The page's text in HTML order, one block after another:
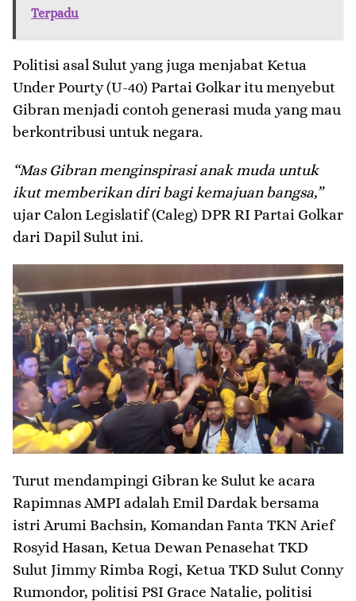
Terpadu
Politisi asal Sulut yang juga menjabat Ketua
Under Pourty (U-40) Partai Golkar itu menyebut
Gibran menjadi contoh generasi muda yang mau
berkontribusi untuk negara.
“Mas Gibran menginspirasi anak muda untuk
ikut memberikan diri bagi kemajuan bangsa,”
ujar Calon Legislatif (Caleg) DPR RI Partai Golkar
dari Dapil Sulut ini.
Turut mendampingi Gibran ke Sulut ke acara
Rapimnas AMPI adalah Emil Dardak bersama
istri Arumi Bachsin, Komandan Fanta TKN Arief
Rosyid Hasan, Ketua Dewan Penasehat TKD
Sulut Jimmy Rimba Rogi, Ketua TKD Sulut Conny
Rumondor, politisi PSI Grace Natalie, politisi